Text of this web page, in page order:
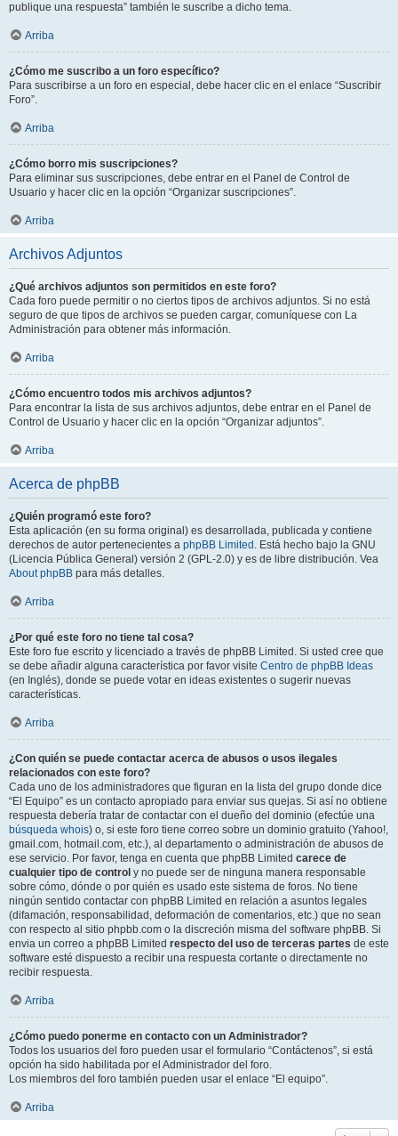
publique una respuesta” también le suscribe a dicho tema.
Arriba
¿Cómo me suscribo a un foro específico?
Para suscribirse a un foro en especial, debe hacer clic en el enlace “Suscribir
Foro”.
Arriba
¿Cómo borro mis suscripciones?
Para eliminar sus suscripciones, debe entrar en el Panel de Control de
Usuario y hacer clic en la opción “Organizar suscripciones”.
Arriba
Archivos Adjuntos
¿Qué archivos adjuntos son permitidos en este foro?
Cada foro puede permitir o no ciertos tipos de archivos adjuntos. Si no está
seguro de que tipos de archivos se pueden cargar, comuníquese con La
Administración para obtener más información.
Arriba
¿Cómo encuentro todos mis archivos adjuntos?
Para encontrar la lista de sus archivos adjuntos, debe entrar en el Panel de
Control de Usuario y hacer clic en la opción “Organizar adjuntos”.
Arriba
Acerca de phpBB
¿Quién programó este foro?
Esta aplicación (en su forma original) es desarrollada, publicada y contiene
derechos de autor pertenecientes a phpBB Limited . Está hecho bajo la GNU
(Licencia Pública General) versión 2 (GPL-2.0) y es de libre distribución. Vea
About phpBB para más detalles.
Arriba
¿Por qué este foro no tiene tal cosa?
Este foro fue escrito y licenciado a través de phpBB Limited. Si usted cree que
se debe añadir alguna característica por favor visite Centro de phpBB Ideas
(en Inglés), donde se puede votar en ideas existentes o sugerir nuevas
características.
Arriba
¿Con quién se puede contactar acerca de abusos o usos ilegales
relacionados con este foro?
Cada uno de los administradores que figuran en la lista del grupo donde dice
“El Equipo” es un contacto apropiado para enviar sus quejas. Si así no obtiene
respuesta debería tratar de contactar con el dueño del dominio (efectúe una
búsqueda whois) o, si este foro tiene correo sobre un dominio gratuito (Yahoo!,
gmail.com, hotmail.com, etc.), al departamento o administración de abusos de
ese servicio. Por favor, tenga en cuenta que phpBB Limited carece de
cualquier tipo de control y no puede ser de ninguna manera responsable
sobre cómo, dónde o por quién es usado este sistema de foros. No tiene
ningún sentido contactar con phpBB Limited en relación a asuntos legales
(difamación, responsabilidad, deformación de comentarios, etc.) que no sean
con respecto al sitio phpbb.com o la discreción misma del software phpBB. Si
envia un correo a phpBB Limited respecto del uso de terceras partes de este
software esté dispuesto a recibir una respuesta cortante o directamente no
recibir respuesta.
Arriba
¿Cómo puedo ponerme en contacto con un Administrador?
Todos los usuarios del foro pueden usar el formulario “Contáctenos”, si está
opción ha sido habilitada por el Administrador del foro.
Los miembros del foro también pueden usar el enlace “El equipo”.
Arriba